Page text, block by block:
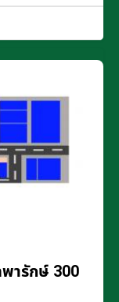
พารักษ์ 300